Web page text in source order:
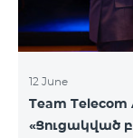
12 June
Team
«Ցուցակված